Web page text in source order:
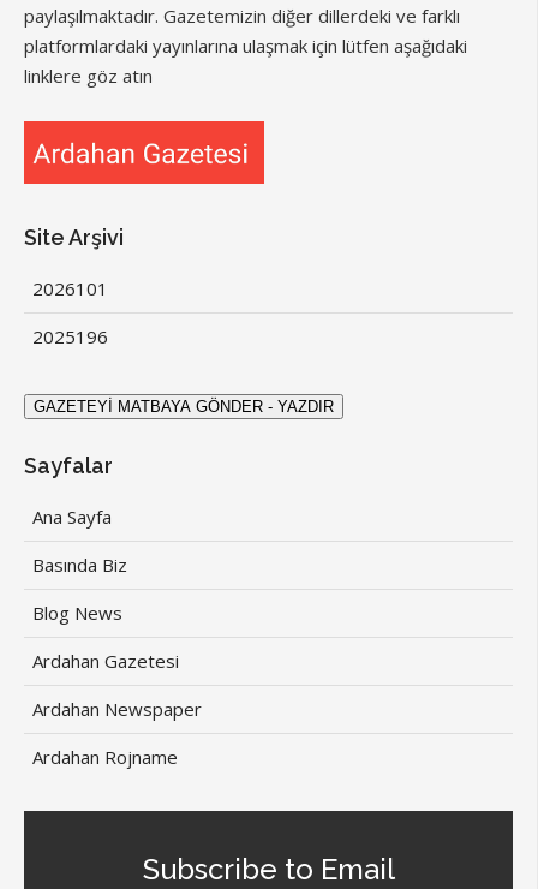
paylaşılmaktadır. Gazetemizin diğer dillerdeki ve farklı
platformlardaki yayınlarına ulaşmak için lütfen aşağıdaki
linklere göz atın
Site Arşivi
2026101
2025196
Sayfalar
Ana Sayfa
Basında Biz
Blog News
Ardahan Gazetesi
Ardahan Newspaper
Ardahan Rojname
Subscribe to Email